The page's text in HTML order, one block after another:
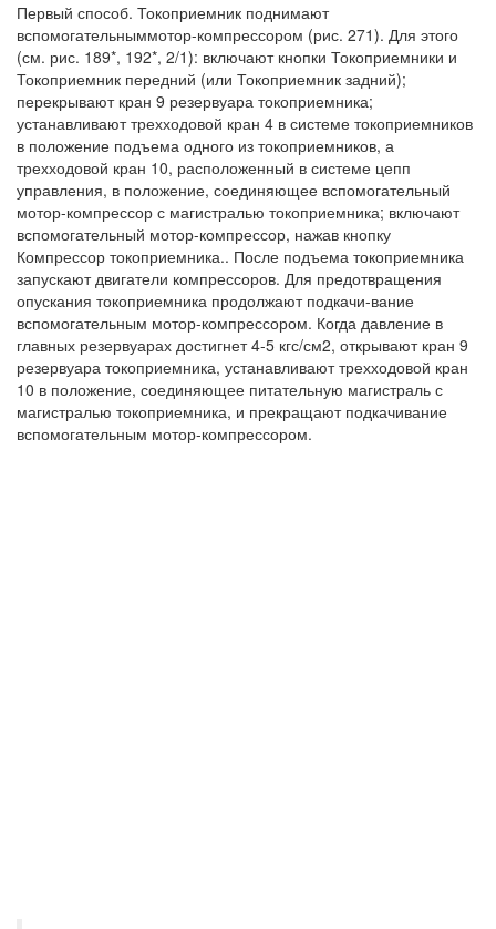
Первый способ. Токоприемник поднимают
вспомогательныммотор-компрессором (рис. 271). Для этого
(см. рис. 189*, 192*, 2/1): включают кнопки Токоприемники и
Токоприемник передний (или Токоприемник задний);
перекрывают кран 9 резервуара токоприемника;
устанавливают трехходовой кран 4 в системе токоприемников
в положение подъема одного из токоприемников, а
трехходовой кран 10, расположенный в системе цепп
управления, в положение, соединяющее вспомогательный
мотор-компрессор с магистралью токоприемника; включают
вспомогательный мотор-компрессор, нажав кнопку
Компрессор токоприемника.. После подъема токоприемника
запускают двигатели компрессоров. Для предотвращения
опускания токоприемника продолжают подкачи-вание
вспомогательным мотор-компрессором. Когда давление в
главных резервуарах достигнет 4-5 кгс/см2, открывают кран 9
резервуара токоприемника, устанавливают трехходовой кран
10 в положение, соединяющее питательную магистраль с
магистралью токоприемника, и прекращают подкачивание
вспомогательным мотор-компрессором.